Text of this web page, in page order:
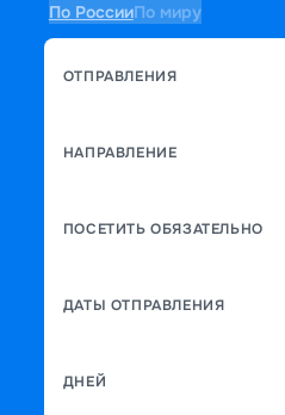
По РоссииПо миру
ОТПРАВЛЕНИЯ
НАПРАВЛЕНИЕ
ПОСЕТИТЬ ОБЯЗАТЕЛЬНО
ДАТЫ ОТПРАВЛЕНИЯ
ДНЕЙ